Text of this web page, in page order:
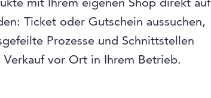
Ticket oder Gutschein aussuchen,
Prozesse und Schnittstellen
vor Ort in Ihrem Betrieb.